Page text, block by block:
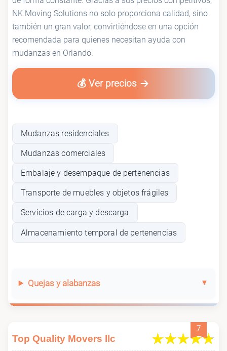
NK Moving Solutions no solo proporciona calidad, sino
también un gran valor, convirtiéndose en una opción
recomendada para quienes necesitan ayuda con
mudanzas en Orlando.
💰 Ver precios
Mudanzas residenciales
Mudanzas comerciales
Embalaje y desempaque de pertenencias
Transporte de muebles y objetos frágiles
Servicios de carga y descarga
Almacenamiento temporal de pertenencias
Quejas y alabanzas
7
Top Quality Movers llc